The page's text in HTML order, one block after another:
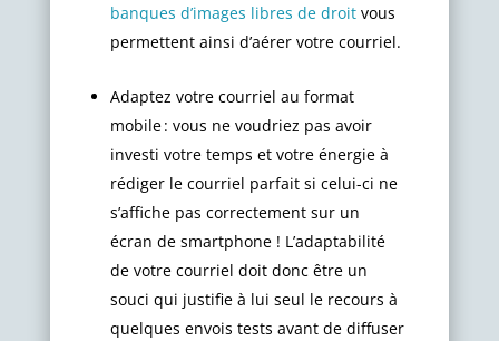
banques d’images libres de droit vous
permettent ainsi d’aérer votre courriel.
Adaptez votre courriel au format
mobile : vous ne voudriez pas avoir
investi votre temps et votre énergie à
rédiger le courriel parfait si celui-ci ne
s’affiche pas correctement sur un
écran de smartphone ! L’adaptabilité
de votre courriel doit donc être un
souci qui justifie à lui seul le recours à
quelques envois tests avant de diffuser